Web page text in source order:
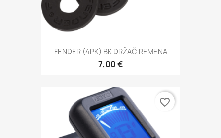
FENDER (4PK) BK DRŽAČ REMENA
7,00 €
favorite_border